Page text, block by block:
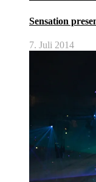
Sensation
7. Juli 2014